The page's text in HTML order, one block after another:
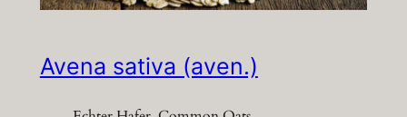
Avena sativa (aven.)